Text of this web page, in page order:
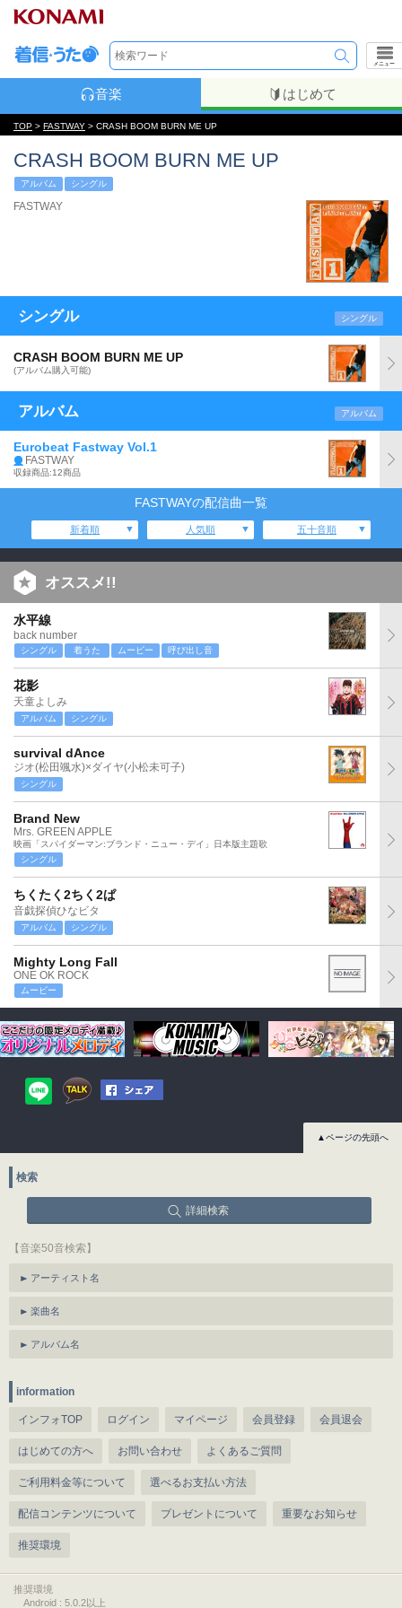
メニュー
音楽 はじめて
TOP > FASTWAY > CRASH BOOM BURN ME UP
CRASH BOOM BURN ME UP
アルバム シングル
FASTWAY
シングル シングル
CRASH BOOM BURN ME UP
(アルバム購入可能)
アルバム アルバム
Eurobeat Fastway Vol.1
FASTWAY
収録商品:12商品
FASTWAYの配信曲一覧
新着順 人気順 五十音順
オススメ!!
水平線
back number
シングル 着うた ムービー 呼び出し音
花影
天童よしみ
アルバム シングル
survival dAnce
ジオ(松田颯水)×ダイヤ(小松未可子)
シングル
Brand New
Mrs. GREEN APPLE
映画「スパイダーマン:ブランド・ニュー・デイ」日本版主題歌
シングル
ちくたく2ちく2ぱ
音戯探偵ひなビタ
アルバム シングル
Mighty Long Fall
ONE OK ROCK
ムービー
▲ページの先頭へ
検索
詳細検索
【音楽50音検索】
アーティスト名
楽曲名
アルバム名
information
インフォTOP ログイン マイページ 会員登録 会員退会
はじめての方へ お問い合わせ よくあるご質問
ご利用料金等について 選べるお支払い方法
配信コンテンツについて プレゼントについて 重要なお知らせ
推奨環境
推奨環境
Android : 5.0.2以上